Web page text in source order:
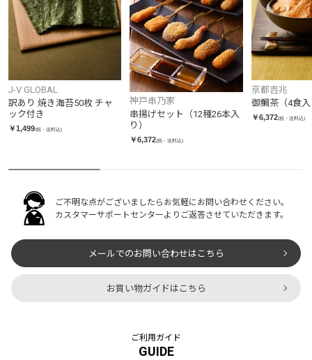
J-V GLOBAL
訳あり 焼き海苔50枚 チャ
ック付き
￥1,499(税・送料込)
神戸串乃家
串揚げセット（12種26本入
り）
￥6,372(税・送料込)
京都吉兆
御鯛茶（4食
￥6,372(税・送料込)
ご不明な点がございましたらお気軽にお問い合わせください。
カスタマーサポートセンターよりご返答させていただきます。
メールでのお問い合わせはこちら
お買い物ガイドはこちら
ご利用ガイド
GUIDE